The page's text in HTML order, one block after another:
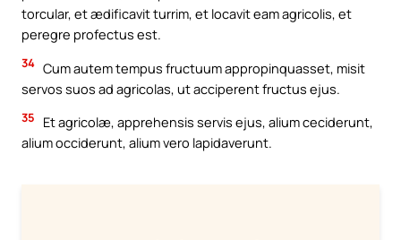
torcular, et ædificavit turrim, et locavit eam agricolis, et
peregre profectus est.
34 Cum autem tempus fructuum appropinquasset, misit
servos suos ad agricolas, ut acciperent fructus ejus.
35
Et agricolæ, apprehensis servis ejus, alium ceciderunt,
alium occiderunt, alium vero lapidaverunt.